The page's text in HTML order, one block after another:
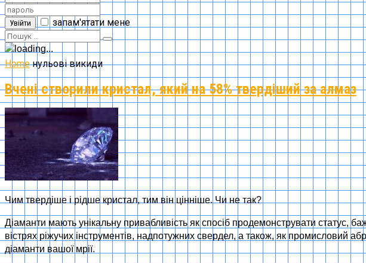
Увійти запам'ятати мене
Home нульові викиди
Вчені створили кристал, який на 58% твердіший за алмаз
Чим твердіше і рідше кристал, тим він цінніше. Чи не так?
Діаманти мають унікальну привабливість як спосіб продемонструвати статус,
вістрях ріжучих інструментів, надпотужних свердел, а також, як промисловий
діаманти вашої мрії.